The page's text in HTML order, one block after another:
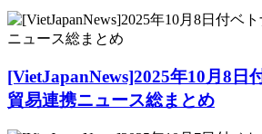
[VietJapanNews]2025年10月8
貿易連携ニュース総まとめ